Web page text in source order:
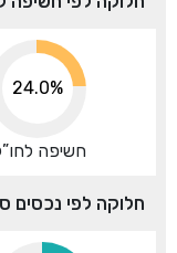
24.0%
חשיפה
חלוקה לפי נכסים